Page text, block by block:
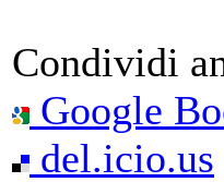
Condividi
Google
del.icio.us